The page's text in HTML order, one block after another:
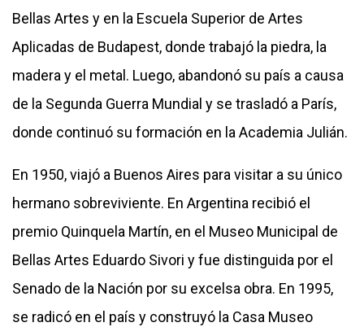
Bellas Artes y en la Escuela Superior de Artes
Aplicadas de Budapest, donde trabajó la piedra, la
madera y el metal. Luego, abandonó su país a causa
de la Segunda Guerra Mundial y se trasladó a París,
donde continuó su formación en la Academia Julián.
En 1950, viajó a Buenos Aires para visitar a su único
hermano sobreviviente. En Argentina recibió el
premio Quinquela Martín, en el Museo Municipal de
Bellas Artes Eduardo Sivori y fue distinguida por el
Senado de la Nación por su excelsa obra. En 1995,
se radicó en el país y construyó la Casa Museo